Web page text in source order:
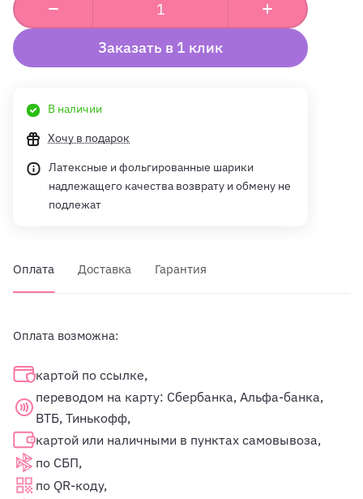
Заказать в 1 клик
В наличии
Хочу в подарок
Латексные и фольгированные шарики
надлежащего качества возврату и обмену не
подлежат
Оплата Доставка Гарантия
Оплата возможна:
картой по ссылке,
переводом на карту: Сбербанка, Альфа-банка,
ВТБ, Тинькофф,
картой или наличными в пунктах самовывоза,
по СБП,
по QR-коду,